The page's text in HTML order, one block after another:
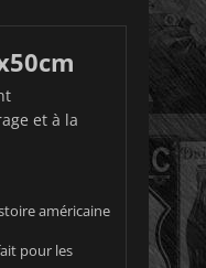
et à la
américaine
pour les